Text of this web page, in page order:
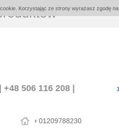
Korzystając ze strony wyrażasz zgodę
506 116 208 |
› 01209788230